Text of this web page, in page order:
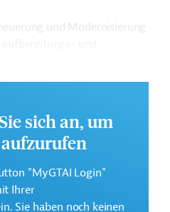
und Modernisierung
Darlehen)
sich an, um
"MyGTAI Login"
Ihrer
Sie haben noch keinen